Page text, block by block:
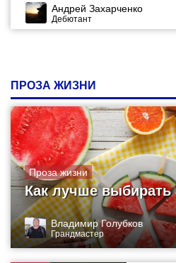
Андрей Захарченко
Дебютант
ПРОЗА ЖИЗНИ
Проза жизни
Как лучше
Владимир Голубков
Грандмастер